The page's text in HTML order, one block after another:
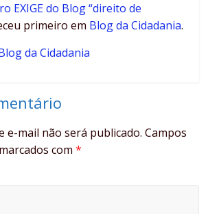
EXIGE do Blog “direito de
primeiro em Blog da Cidadania.
da Cidadania
e-mail não será publicado. Campos
com*